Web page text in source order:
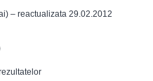
– reactualizata 29.02.2012